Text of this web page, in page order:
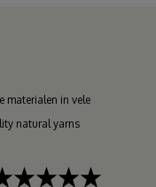
materialen in vele
natural yarns